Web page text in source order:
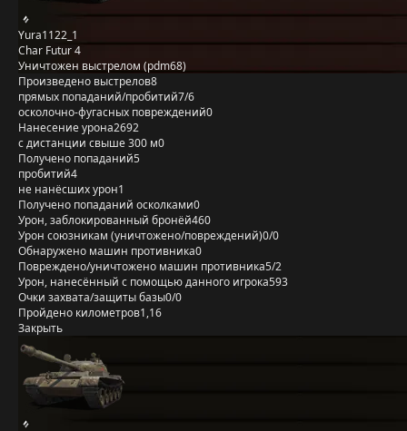
Yura1122_1
Char Futur 4
Уничтожен выстрелом (pdm68)
Произведено выстрелов8
прямых попаданий/пробитий7/6
осколочно-фугасных повреждений0
Нанесение урона2692
с дистанции свыше 300 м0
Получено попаданий5
пробитий4
не нанёсших урон1
Получено попаданий осколками0
Урон, заблокированный бронёй460
Урон союзникам (уничтожено/повреждений)0/0
Обнаружено машин противника0
Повреждено/уничтожено машин противника5/2
Урон, нанесённый с помощью данного игрока593
Очки захвата/защиты базы0/0
Пройдено километров1,16
Закрыть